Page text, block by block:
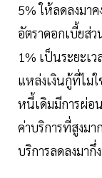
5% ให้ลดลงมา
อัตราดอกเบี้ยส่
1% เป็นระยะเ
แหล่งเงินกู้ที่ไม่
หนี้เดิมมีการผ่อ
ค่าบริการที่สูงม
บริการลดลงมา